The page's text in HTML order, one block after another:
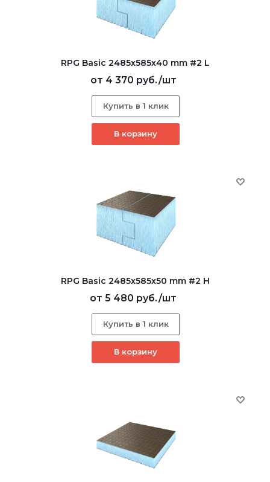
RPG Basic 2485х585х40 mm #2 L
от 4 370 руб./шт
Купить в 1 клик
В корзину
RPG Basic 2485х585х50 mm #2 H
от 5 480 руб./шт
Купить в 1 клик
В корзину